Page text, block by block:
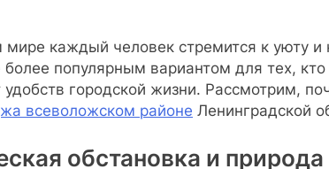
каждый человек стремится к уюту и
более популярным вариантом для тех,
удобств городской жизни. Рассмотрим,
всеволожском районе Ленинградской
обстановка и природа